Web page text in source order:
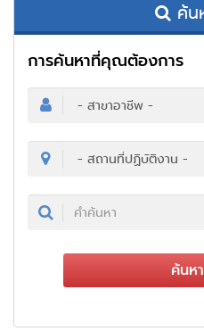
สำหรับผู้ประกอบการ
ค้น
การค้นหาที่คุณต้องการ
ค้นห